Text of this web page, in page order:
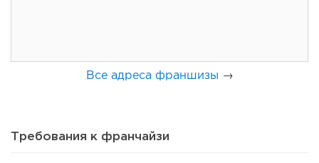
Все адреса франшизы →
Требования к франчайзи